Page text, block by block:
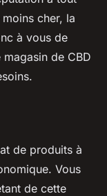
cher, la
à vous de
de CBD
de produits à
Vous
de cette